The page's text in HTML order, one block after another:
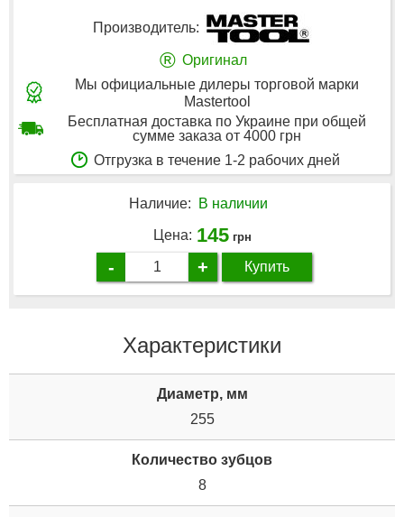
Производитель:
® Оригинал
Мы официальные дилеры торговой марки
Mastertool
Бесплатная доставка по Украине при общей
сумме заказа от 4000 грн
Отгрузка в течение 1-2 рабочих дней
Наличие: В наличии
Цена: 145 грн
- + Купить
Характеристики
Диаметр, мм
255
Количество зубцов
8